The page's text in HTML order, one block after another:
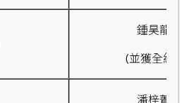
鍾昊龍(信
(並獲全級第
潘梓菁(信